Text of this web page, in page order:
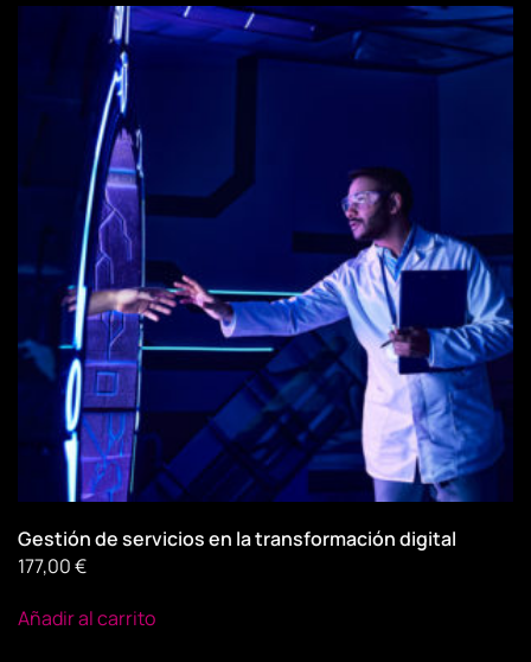
Gestión de servicios en la transformación digital
177,00€
Añadir al carrito